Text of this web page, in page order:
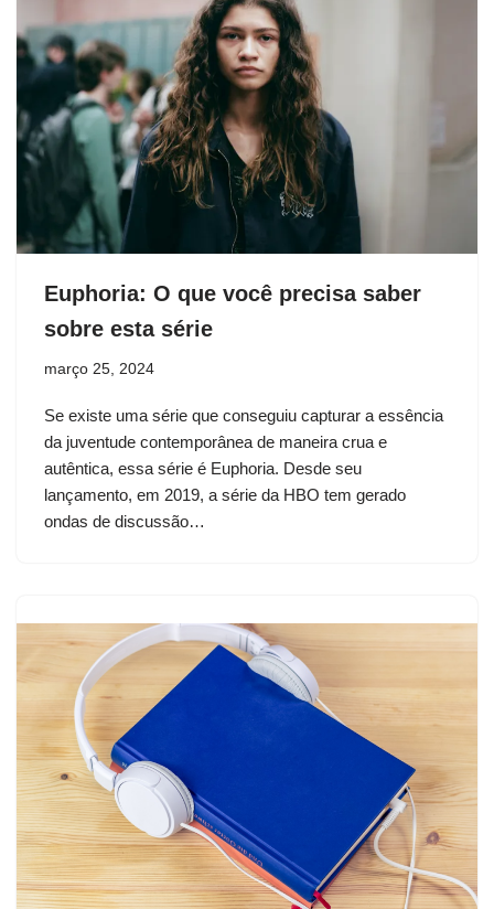
Euphoria: O que você precisa saber
sobre esta série
março 25, 2024
Se existe uma série que conseguiu capturar a essência
da juventude contemporânea de maneira crua e
autêntica, essa série é Euphoria. Desde seu
lançamento, em 2019, a série da HBO tem gerado
ondas de discussão…